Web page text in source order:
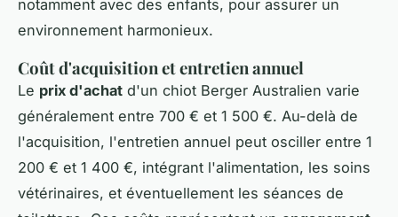
notamment avec des enfants, pour assurer un
environnement harmonieux.
Coût d'acquisition et entretien annuel
Le prix d'achat d'un chiot Berger Australien varie
généralement entre 700 € et 1 500 €. Au-delà de
l'acquisition, l'entretien annuel peut osciller entre 1
200 € et 1 400 €, intégrant l'alimentation, les soins
vétérinaires, et éventuellement les séances de